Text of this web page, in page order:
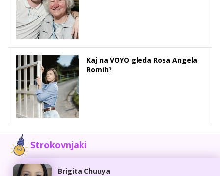
Kaj na VOYO gleda Rosa Angela
Romih?
Strokovnjaki
Brigita Chuuya